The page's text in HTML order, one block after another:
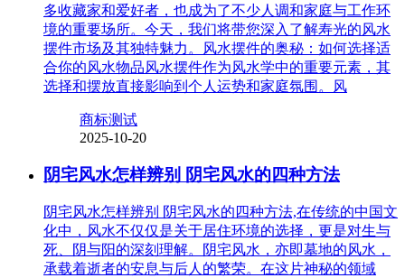
多收藏家和爱好者，也成为了不少人调和家庭与工作环
境的重要场所。今天，我们将带您深入了解寿光的风水
摆件市场及其独特魅力。风水摆件的奥秘：如何选择适
合你的风水物品风水摆件作为风水学中的重要元素，其
选择和摆放直接影响到个人运势和家庭氛围。风
商标测试
2025-10-20
阴宅风水怎样辨别 阴宅风水的四种方法
阴宅风水怎样辨别 阴宅风水的四种方法,在传统的中国文
化中，风水不仅仅是关于居住环境的选择，更是对生与
死、阴与阳的深刻理解。阴宅风水，亦即墓地的风水，
承载着逝者的安息与后人的繁荣。在这片神秘的领域